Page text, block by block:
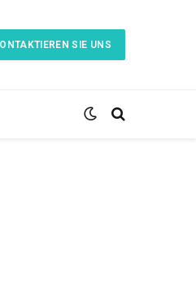
SIE UNS